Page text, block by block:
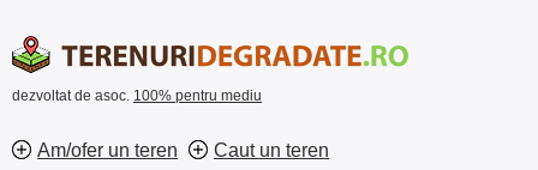
dezvoltat de asoc. 100% pentru mediu
Am/ofer un teren Caut un teren